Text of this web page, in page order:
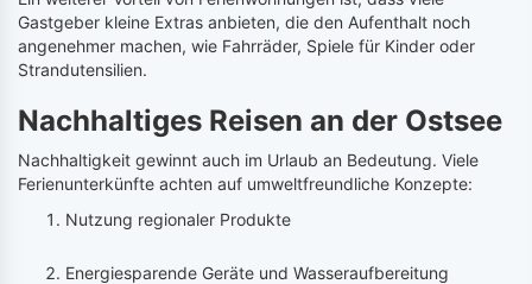
Gastgeber kleine Extras anbieten, die den Aufenthalt noch
angenehmer machen, wie Fahrräder, Spiele für Kinder oder
Strandutensilien.
Nachhaltiges Reisen an der Ostsee
Nachhaltigkeit gewinnt auch im Urlaub an Bedeutung. Viele
Ferienunterkünfte achten auf umweltfreundliche Konzepte:
Nutzung regionaler Produkte
Energiesparende Geräte und Wasseraufbereitung